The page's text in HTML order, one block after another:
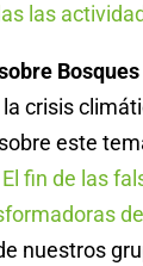
las
crisis
este
El fin de las
nuestros